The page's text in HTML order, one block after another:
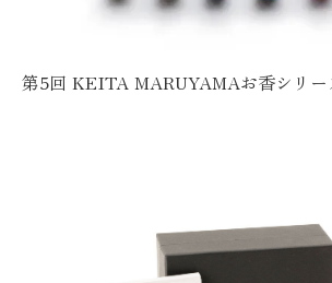
第5回 KEITA MARUYAMAお香シリー